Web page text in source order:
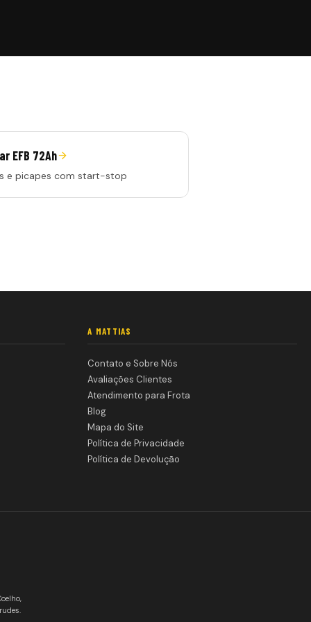
EFB 72Ah
e picapes com start-stop
A MATTIAS
Contato e Sobre Nós
Avaliações Clientes
Atendimento para Frota
Blog
Mapa do Site
Política de Privacidade
Política de Devolução